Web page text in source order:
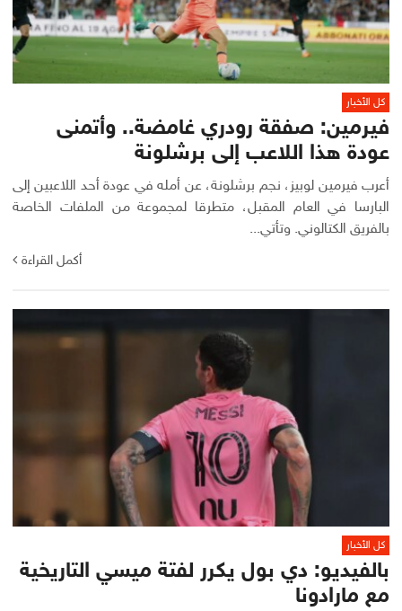
كل الأخبار
فيرمين: صفقة رودري غامضة.. وأتمنى
عودة هذا اللاعب إلى برشلونة
أعرب فيرمين لوبيز، نجم برشلونة، عن أمله في عودة أحد اللاعبين إلى
البارسا في العام المقبل، متطرقا لمجموعة من الملفات الخاصة
بالفريق الكتالوني. وتأتي...
أكمل القراءة
كل الأخبار
بالفيديو: دي بول يكرر لفتة ميسي التاريخية
مع مارادونا